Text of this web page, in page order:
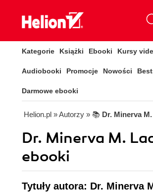
Kategorie Książki Ebooki Kursy
Audiobooki Promocje Nowości
Darmowe ebooki
Helion.pl » Autorzy » 📚 Dr. Minerva
Dr. Minerva M.
ebooki
Tytuły autora: Dr. Minerva